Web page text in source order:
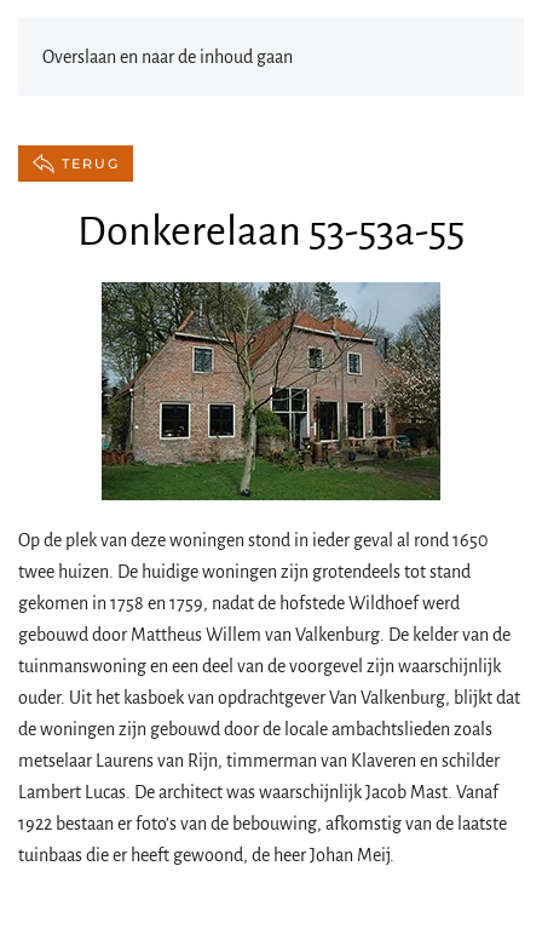
Overslaan en naar de inhoud gaan
TERUG
Donkerelaan 53-53a-55
Op de plek van deze woningen stond in ieder geval al rond 1650
twee huizen. De huidige woningen zijn grotendeels tot stand
gekomen in 1758 en 1759, nadat de hofstede Wildhoef werd
gebouwd door Mattheus Willem van Valkenburg. De kelder van de
tuinmanswoning en een deel van de voorgevel zijn waarschijnlijk
ouder. Uit het kasboek van opdrachtgever Van Valkenburg, blijkt dat
de woningen zijn gebouwd door de locale ambachtslieden zoals
metselaar Laurens van Rijn, timmerman van Klaveren en schilder
Lambert Lucas. De architect was waarschijnlijk Jacob Mast. Vanaf
1922 bestaan er foto’s van de bebouwing, afkomstig van de laatste
tuinbaas die er heeft gewoond, de heer Johan Meij.